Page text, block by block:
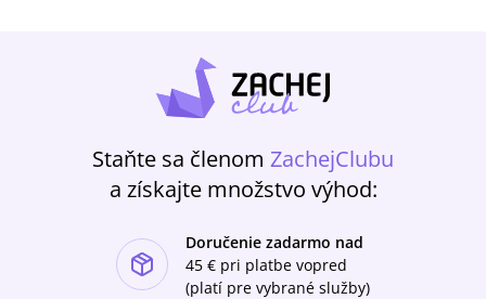
realisticky opísaná brutalita, utrpenie a bežný
život na fronte striedajú takmer
transcendentálne opisy krajiny a ľudí. Autor
neprikrášľuje, neodsudzuje, nesnaží sa zaujať k
nijaký postoj. Rozpráva príbeh a necháva na
čitateľovi, čo s ním spraví.
Staňte sa členom ZachejClubu
a získajte množstvo výhod:
Doručenie zadarmo nad
45 € pri platbe vopred
(platí pre vybrané služby)